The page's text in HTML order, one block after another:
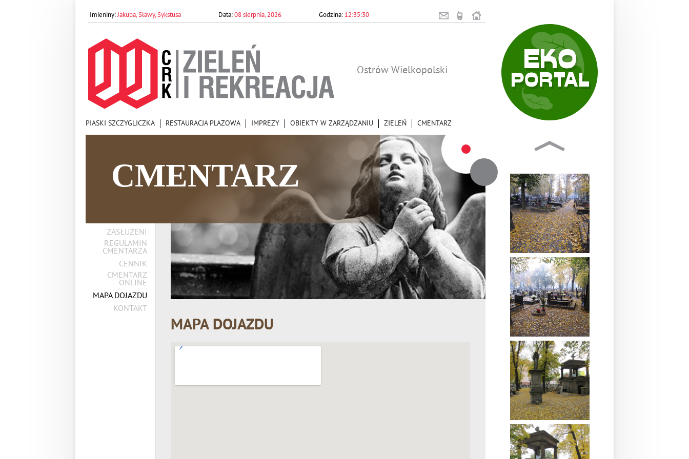
Jakuba, Sławy, Sykstusa 08 sierpnia, 2026 12:35:31
Ostrów Wielkopolski
PIASKI SZCZYGLICZKA RESTAURACJA PLAŻOWA IMPREZY OBIEKTY W ZARZĄDZANIU ZIELEŃ CMENTARZ
CMENTARZ
ZASŁUŻENI
REGULAMIN
CMENTARZA
CENNIK
CMENTARZ
ONLINE
MAPA DOJAZDU
KONTAKT
MAPA DOJAZDU